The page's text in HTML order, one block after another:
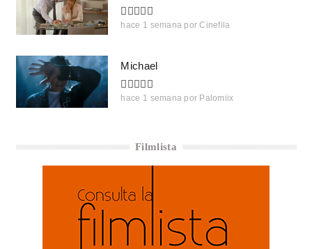
hace 1 semana por Cinefila
Michael
hace 1 semana por Palomiix
Filmlista